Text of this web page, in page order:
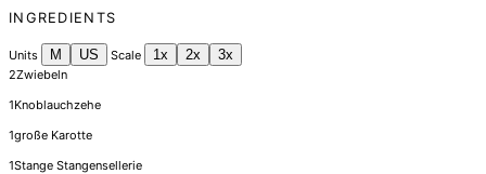
INGREDIENTS
Units M US Scale 1x 2x 3x
2Zwiebeln
1Knoblauchzehe
1große Karotte
1Stange Stangensellerie